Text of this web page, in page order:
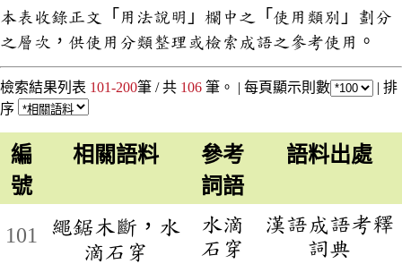
本表收錄正文「用法說明」欄中之「使用類別」劃分
之層次，供使用分類整理或檢索成語之參考使用。
檢索結果列表 101-200筆 / 共 106 筆。 | 每頁顯示則數 | 排
序
編
號
相關語料
參考
詞語
語料出處
101
繩鋸木斷，水
滴石穿
水滴
石穿
漢語成語考釋
詞典